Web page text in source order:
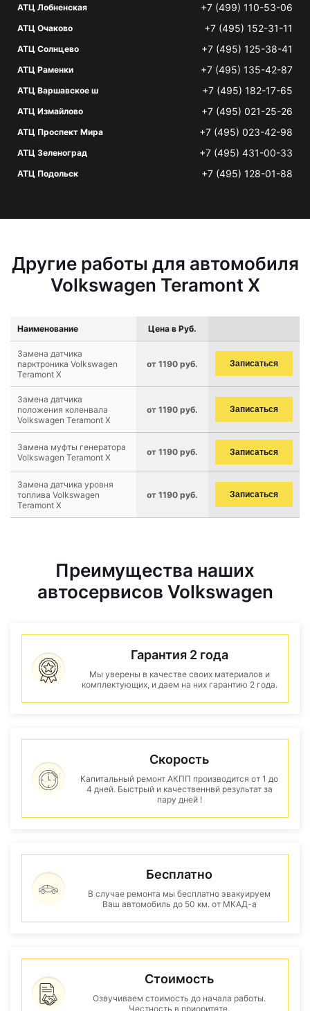
АТЦ Лобненская +7 (499) 110-53-06
АТЦ Очаково +7 (495) 152-31-11
АТЦ Солнцево +7 (495) 125-38-41
АТЦ Раменки +7 (495) 135-42-87
АТЦ Варшавское ш +7 (495) 182-17-65
АТЦ Измайлово +7 (495) 021-25-26
АТЦ Проспект Мира +7 (495) 023-42-98
АТЦ Зеленоград +7 (495) 431-00-33
АТЦ Подольск +7 (495) 128-01-88
Другие работы для автомобиля
Volkswagen Teramont X
Наименование Цена в Руб.
Замена датчика
парктроника Volkswagen
Teramont X
от 1190 руб. Записаться
Замена датчика
положения коленвала
Volkswagen Teramont X
от 1190 руб. Записаться
Замена муфты генератора
Volkswagen Teramont X
от 1190 руб. Записаться
Замена датчика уровня
топлива Volkswagen
Teramont X
от 1190 руб. Записаться
Преимущества наших
автосервисов Volkswagen
Гарантия 2 года
Мы уверены в качестве своих материалов и
комплектующих, и даем на них гарантию 2 года.
Скорость
Капитальный ремонт АКПП производится от 1 до
4 дней. Быстрый и качественнвй результат за
пару дней !
Бесплатно
В случае ремонта мы бесплатно эвакуируем
Ваш автомобиль до 50 км. от МКАД-а
Стоимость
Озвучиваем стоимость до начала работы.
Честность в приоритете.